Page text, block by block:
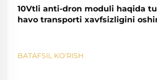
10Vtli anti-dron moduli haqida
havo transporti xavfsizligini
BATAFSIL KO'RISH